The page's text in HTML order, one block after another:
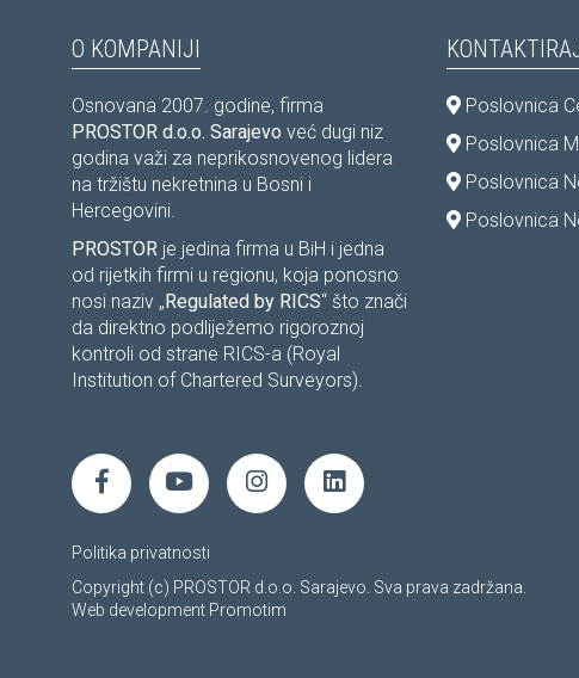
O KOMPANIJI
Osnovana 2007. godine, firma
PROSTOR d.o.o. Sarajevo već dugi niz
godina važi za neprikosnovenog lidera
na tržištu nekretnina u Bosni i
Hercegovini.
PROSTOR je jedina firma u BiH i jedna
od rijetkih firmi u regionu, koja ponosno
nosi naziv „Regulated by RICS“ što znači
da direktno podliježemo rigoroznoj
kontroli od strane RICS-a (Royal
Institution of Chartered Surveyors).
Poslovnica
Poslovnica
Poslovnica
Poslovnica
Politika privatnosti
Copyright (c) PROSTOR d.o.o. Sarajevo. Sva prava zadržana.
Web development Promotim